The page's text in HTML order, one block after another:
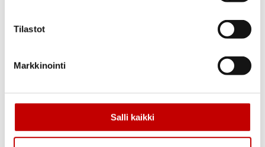
Tilastot
Markkinointi
Salli kaikki